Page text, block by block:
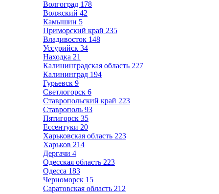
Волгоград 178
Волжский 42
Камышин 5
Приморский край 235
Владивосток 148
Уссурийск 34
Находка 21
Калининградская область 227
Калининград 194
Гурьевск 9
Светлогорск 6
Ставропольский край 223
Ставрополь 93
Пятигорск 35
Ессентуки 20
Харьковская область 223
Харьков 214
Дергачи 4
Одесская область 223
Одесса 183
Черноморск 15
Саратовская область 212